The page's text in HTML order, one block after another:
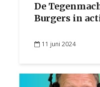
De
Burgers in
11 juni 2024